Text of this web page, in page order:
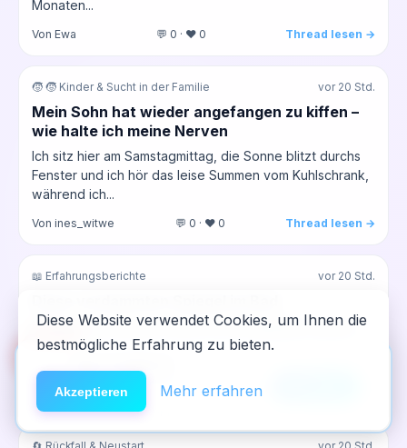
Monaten...
Von Ewa 💬 0 · ❤️ 0 Thread lesen →
🧒 🧒 Kinder & Sucht in der Familie vor 20 Std.
Mein Sohn hat wieder angefangen zu kiffen –
wie halte ich meine Nerven
Ich sitz hier am Samstagmittag, die Sonne blitzt durchs
Fenster und ich hör das leise Summen vom Kuhlschrank,
während ich...
Von ines_witwe 💬 0 · ❤️ 0 Thread lesen →
📖 Erfahrungsberichte vor 20 Std.
Ich hab heut Morgen wieder ins Klo gegriffen, ehrlich.
Bin aufgewacht und erstmal nur diesen einen Gedanken
Von marie86 💬 0 · ❤️ 0
🆘Hilfe
NeelixberliN auf dem Homescreen —
wie eine echte App.
Diese Website verwendet Cookies, um Ihnen die
bestmögliche Erfahrung zu bieten.
Akzeptieren Mehr erfahren